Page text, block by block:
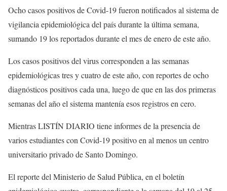
Ocho casos positivos de Covid-19 fueron notificados al sistema de
vigilancia epidemiológica del país durante la última semana,
sumando 19 los reportados durante el mes de enero de este año.
Los casos positivos del virus corresponden a las semanas
epidemiológicas tres y cuatro de este año, con reportes de ocho
diagnósticos positivos cada una, luego de que en las dos primeras
semanas del año el sistema mantenía esos registros en cero.
Mientras LISTÍN DIARIO tiene informes de la presencia de
varios estudiantes con Covid-19 positivo en al menos un centro
universitario privado de Santo Domingo.
El reporte del Ministerio de Salud Pública, en el boletín